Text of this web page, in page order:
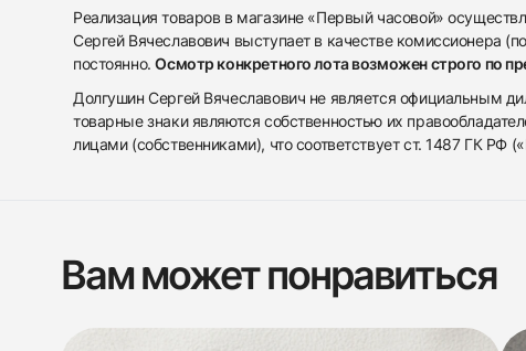
Реализация товаров в магазине «Первый часовой»
Сергей Вячеславович выступает в качестве комиссионера
постоянно.Осмотр конкретного лота возможен строго по
Долгушин Сергей Вячеславович не является официальным
товарные знаки являются собственностью их
лицами (собственниками), что соответствует ст. 1487 ГК РФ
Вам может понравиться